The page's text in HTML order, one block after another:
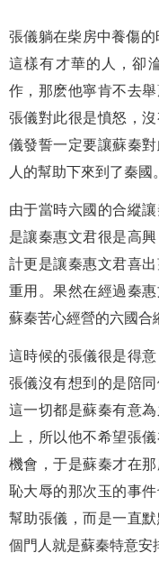
張儀躺在柴房中養傷
這樣有才華的人，卻
作，那麽他寧肯不去
張儀對此很是憤怒，
儀發誓一定要讓蘇秦
人的幫助下來到了秦國。
由于當時六國的合縱
是讓秦惠文君很是高
計更是讓秦惠文君喜
重用。果然在經過秦
蘇秦苦心經營的六國合
這時候的張儀很是得
張儀沒有想到的是陪
這一切都是蘇秦有意
上，所以他不希望張
機會，于是蘇秦才在
恥大辱的那次玉的事
幫助張儀，而是一直
個門人就是蘇秦特意安